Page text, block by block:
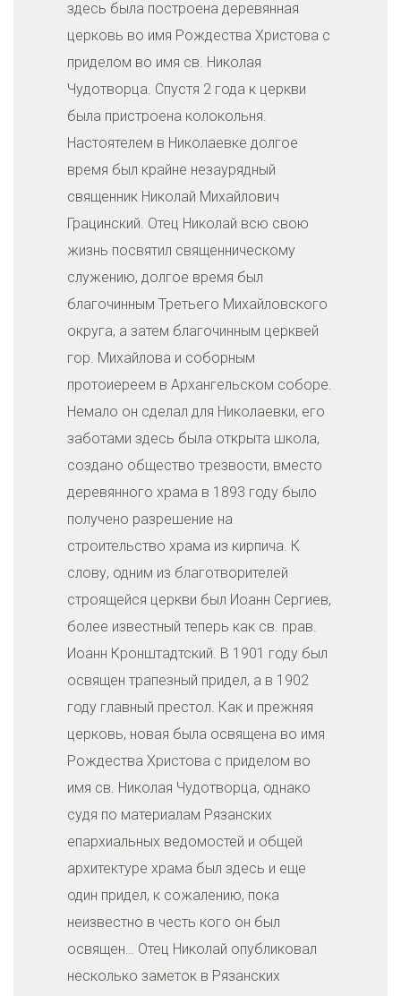
здесь была построена деревянная
церковь во имя Рождества Христова с
приделом во имя св. Николая
Чудотворца. Спустя 2 года к церкви
была пристроена колокольня.
Настоятелем в Николаевке долгое
время был крайне незаурядный
священник Николай Михайлович
Грацинский. Отец Николай всю свою
жизнь посвятил священническому
служению, долгое время был
благочинным Третьего Михайловского
округа, а затем благочинным церквей
гор. Михайлова и соборным
протоиереем в Архангельском соборе.
Немало он сделал для Николаевки, его
заботами здесь была открыта школа,
создано общество трезвости, вместо
деревянного храма в 1893 году было
получено разрешение на
строительство храма из кирпича. К
слову, одним из благотворителей
строящейся церкви был Иоанн Сергиев,
более известный теперь как св. прав.
Иоанн Кронштадтский. В 1901 году был
освящен трапезный придел, а в 1902
году главный престол. Как и прежняя
церковь, новая была освящена во имя
Рождества Христова с приделом во
имя св. Николая Чудотворца, однако
судя по материалам Рязанских
епархиальных ведомостей и общей
архитектуре храма был здесь и еще
один придел, к сожалению, пока
неизвестно в честь кого он был
освящен… Отец Николай опубликовал
несколько заметок в Рязанских